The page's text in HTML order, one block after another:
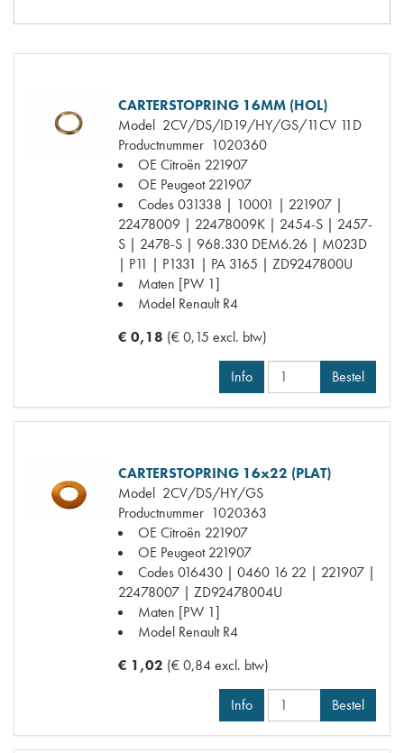
CARTERSTOPRING 16MM (HOL)
Model 2CV/DS/ID19/HY/GS/11CV 11D
Productnummer 1020360
OE Citroën 221907
OE Peugeot 221907
Codes031338 | 10001 | 221907 |
22478009 | 22478009K | 2454-S | 2457-
S | 2478-S | 968.330 DEM6.26 | M023D
| P11 | P1331 | PA 3165 | ZD9247800U
Maten [PW 1]
Model Renault R4
€ 0,18 (€ 0,15 excl. btw)
Info Bestel
CARTERSTOPRING 16x22 (PLAT)
Model 2CV/DS/HY/GS
Productnummer 1020363
OE Citroën 221907
OE Peugeot 221907
Codes016430 | 0460 16 22 | 221907 |
22478007 | ZD92478004U
Maten [PW 1]
Model Renault R4
€ 1,02 (€ 0,84 excl. btw)
Info Bestel